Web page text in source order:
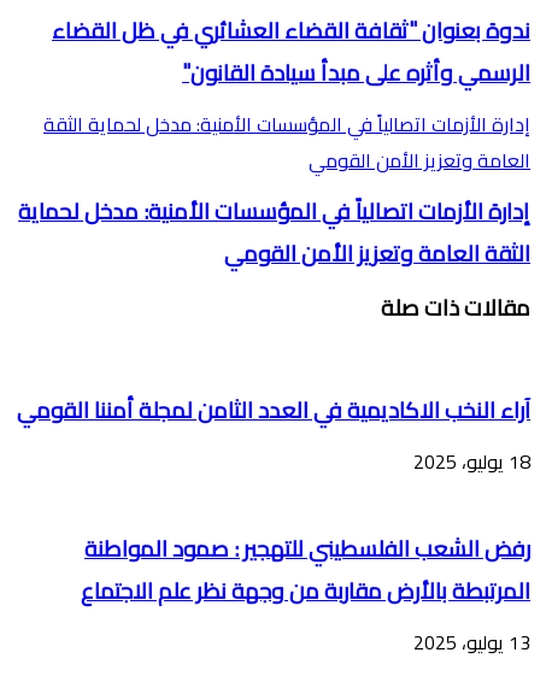
ندوة بعنوان "ثقافة القضاء العشائري في ظل القضاء
الرسمي وأثره على مبدأ سيادة القانون"
إدارة الأزمات اتصالياً في المؤسسات الأمنية: مدخل لحماية الثقة
العامة وتعزيز الأمن القومي
إدارة الأزمات اتصالياً في المؤسسات الأمنية: مدخل لحماية
الثقة العامة وتعزيز الأمن القومي
مقالات ذات صلة
آراء النخب الاكاديمية في العدد الثامن لمجلة أمننا القومي
18 يوليو، 2025
رفض الشعب الفلسطيني للتهجير : صمود المواطنة
المرتبطة بالأرض مقاربة من وجهة نظر علم الاجتماع
13 يوليو، 2025